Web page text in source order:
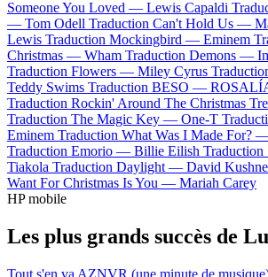
Someone You Loved — Lewis Capaldi
— Tom Odell Traduction Can't Hold Us —
Lewis Traduction Mockingbird — Eminem
Christmas — Wham Traduction Demons —
Traduction Flowers — Miley Cyrus
Teddy Swims Traduction BESO —
Traduction Rockin' Around The Christmas
Traduction The Magic Key — One-T
Eminem Traduction What Was I Made For?
Traduction Emorio — Billie Eilish
Tiakola Traduction Daylight — David
Want For Christmas Is You — Mariah Carey
HP mobile
Les plus grands succès de